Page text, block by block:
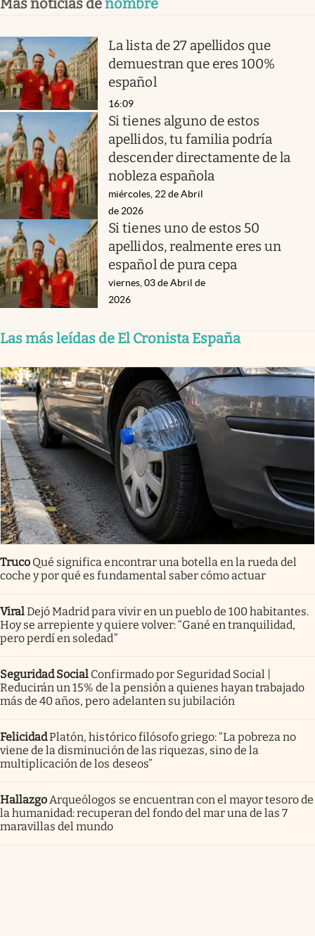
Más noticias denombre
La lista de 27 apellidos que
demuestran que eres 100%
español
16:09
Si tienes alguno de estos
apellidos, tu familia podría
descender directamente de la
nobleza española
miércoles, 22 de Abril
de 2026
Si tienes uno de estos 50
apellidos, realmente eres un
español de pura cepa
viernes, 03 de Abril de
2026
Las más leídas de El Cronista España
Truco Qué significa encontrar una botella en la rueda del
coche y por qué es fundamental saber cómo actuar
ViralDejó Madrid para vivir en un pueblo de 100 habitantes.
Hoy se arrepiente y quiere volver: “Gané en tranquilidad,
pero perdí en soledad”
Seguridad Social Confirmado por Seguridad Social |
Reducirán un 15% de la pensión a quienes hayan trabajado
más de 40 años, pero adelanten su jubilación
FelicidadPlatón, histórico filósofo griego: “La pobreza no
viene de la disminución de las riquezas, sino de la
multiplicación de los deseos”
HallazgoArqueólogos se encuentran con el mayor tesoro de
la humanidad: recuperan del fondo del mar una de las 7
maravillas del mundo